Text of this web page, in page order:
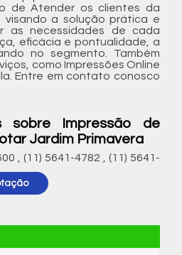
de Atender os clientes da
visando a solução prática e
as necessidades de cada
eficácia e pontualidade, a
no segmento. Também
como Impressões Online
Entre em contato conosco
sobre Impressão de
Jardim Primavera
,(11) 5641-4782 ,(11) 5641-